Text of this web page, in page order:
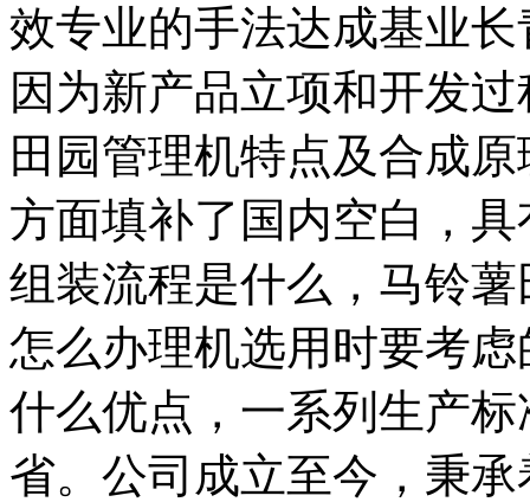
效专业的手法达成基业
因为新产品立项和开发
田园管理机特点及合成
方面填补了国内空白，
组装流程是什么，马铃
怎么办理机选用时要考
什么优点，一系列生产
省。公司成立至今，秉